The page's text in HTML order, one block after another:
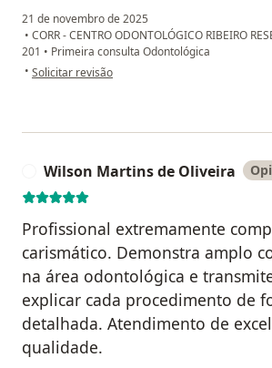
21 de novembro de 2025
• CORR - CENTRO ODONTOLÓGICO RIBEIRO
201 • Primeira consulta Odontológica
• na opinião do utilizador Aditi Alves
Solicitar revisão
Wilson Martins de Oliveira
Profissional extremamente
carismático. Demonstra amplo
na área odontológica e
explicar cada procedimento de
detalhada. Atendimento de
qualidade.